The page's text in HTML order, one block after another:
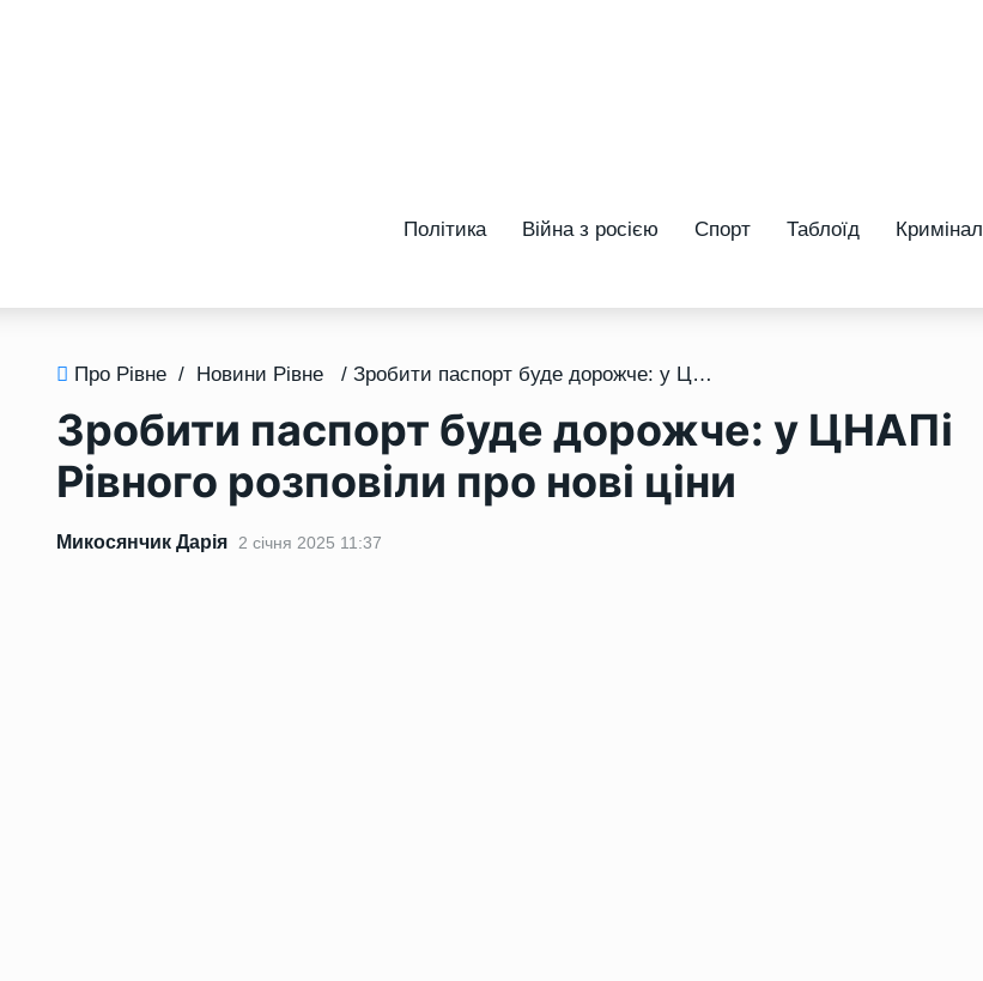
Політика Війна з росією Спорт Таблоїд Кримінал
Про Рівне / Новини Рівне / Зробити паспорт буде дорожче: у ЦНАПі Рівного розповіли про нові ціни
Зробити паспорт буде дорожче: у ЦНАПі
Рівного розповіли про нові ціни
Микосянчик Дарія 2 січня 2025 11:37